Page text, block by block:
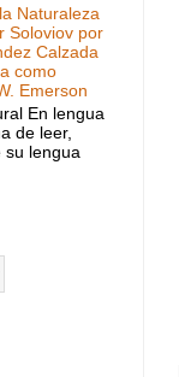
Naturaleza
Soloviov por
Calzada
como
Emerson
En lengua
de leer,
su lengua